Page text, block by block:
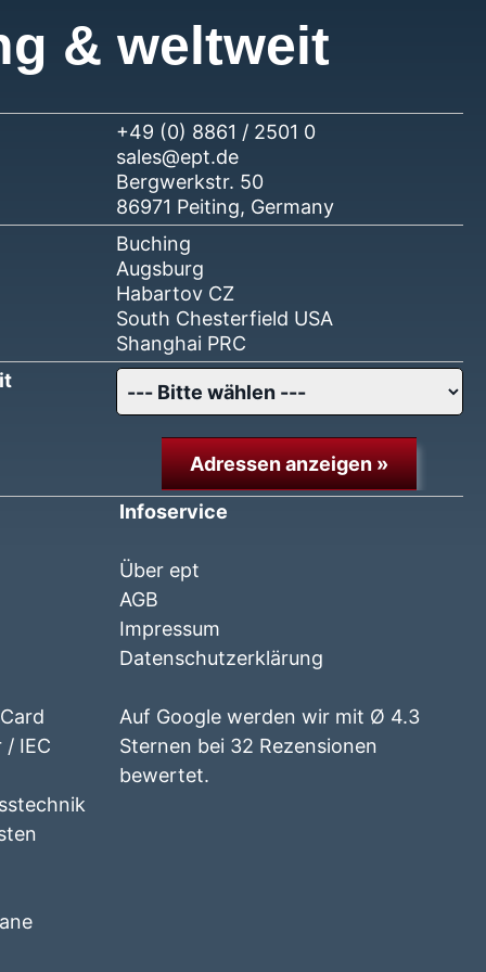
& weltweit
+49 (0) 8861 / 2501 0
sales@ept.de
Bergwerkstr. 50
86971 Peiting, Germany
Buching
Augsburg
Habartov CZ
South Chesterfield USA
Shanghai PRC
Adressen anzeigen »
/ IEC
Infoservice
Über ept
AGB
Impressum
Datenschutzerklärung
Auf Google werden wir mit Ø 4.3
Sternen bei 32 Rezensionen
bewertet.